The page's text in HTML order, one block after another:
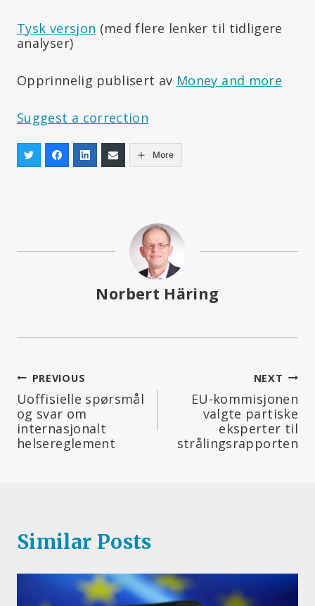
Tysk versjon (med flere lenker til tidligere
analyser)
Opprinnelig publisert av Money and more
Suggest a correction
More
Norbert Häring
Innleggsnavigering
PREVIOUS
Uoffisielle spørsmål
og svar om
internasjonalt
helsereglement
NEXT
EU-kommisjonen
valgte partiske
eksperter til
strålingsrapporten
Similar Posts